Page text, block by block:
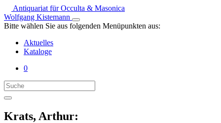
Antiquariat für Occulta & Masonica
Wolfgang Kistemann
Bitte wählen Sie aus folgenden Menüpunkten aus:
Aktuelles
Kataloge
0
Krats, Arthur: